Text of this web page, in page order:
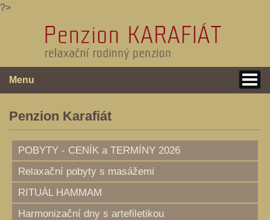
?>
Menu
Penzion Karafiát
POBYTY - CENÍK a TERMÍNY 2026
Relaxační pobyty s masážemi
RITUÁL HAMMAM
Harmonizační dny s artefiletikou